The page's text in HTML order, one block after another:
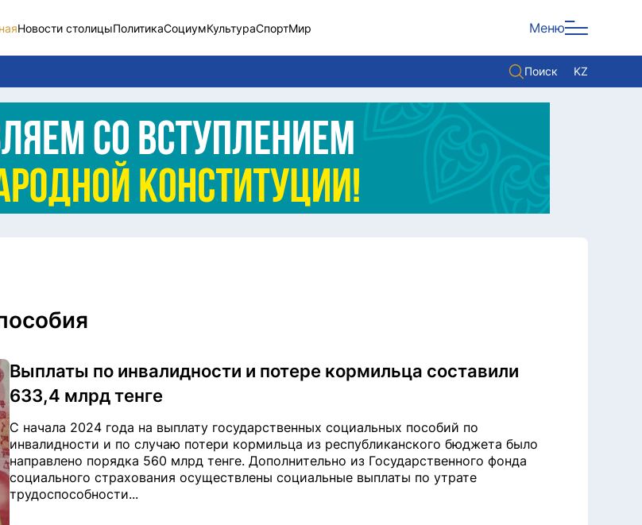
Новости столицыПолитикаСоциумКультураСпортМир Меню
Поиск KZ
Новости столицы
Политика
Социум
Экономика
Спорт
Культура
Выплаты по инвалидности и потере кормильца составили
633,4 млрд тенге
С начала 2024 года на выплату государственных социальных пособий по
инвалидности и по случаю потери кормильца из республиканского бюджета было
направлено порядка 560 млрд тенге. Дополнительно из Государственного фонда
социального страхования осуществлены социальные выплаты по утрате
трудоспособности...